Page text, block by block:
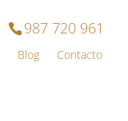
987 720 961
Blog Contacto